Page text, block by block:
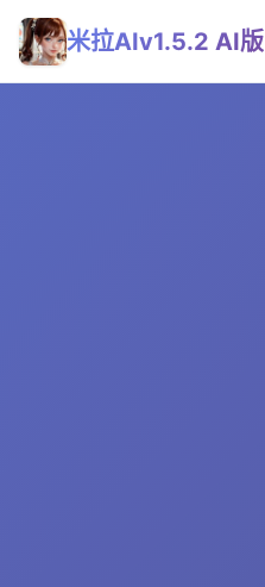
米拉AIv1.5.2 AI版